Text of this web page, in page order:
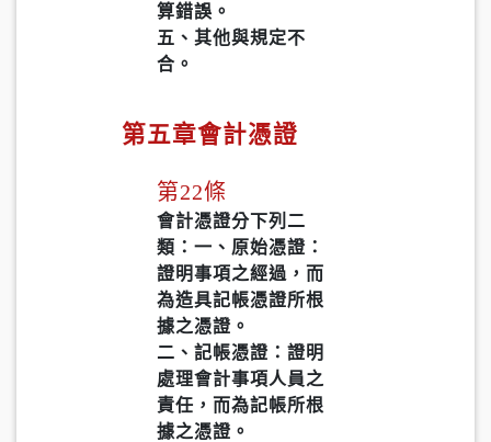
算錯誤。
五、其他與規定不
合。
第五章會計憑證
第22條
會計憑證分下列二
類：一、原始憑證：
證明事項之經過，而
為造具記帳憑證所根
據之憑證。
二、記帳憑證：證明
處理會計事項人員之
責任，而為記帳所根
據之憑證。